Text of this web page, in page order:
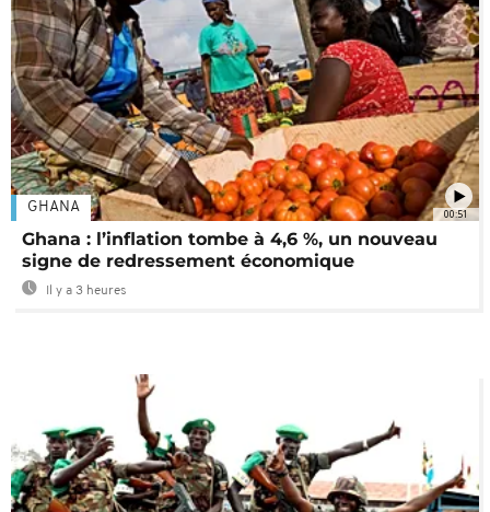
00:51
GHANA
Ghana : l’inflation tombe à 4,6 %, un nouveau
signe de redressement économique
Il y a 3 heures